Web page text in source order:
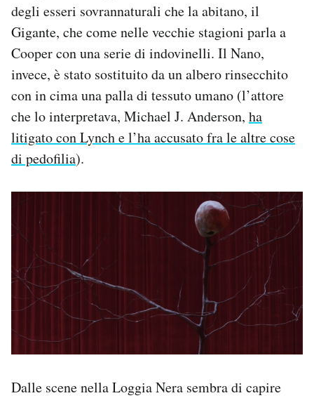
degli esseri sovrannaturali che la abitano, il
Gigante, che come nelle vecchie stagioni parla a
Cooper con una serie di indovinelli. Il Nano,
invece, è stato sostituito da un albero rinsecchito
con in cima una palla di tessuto umano (l’attore
che lo interpretava, Michael J. Anderson, ha
litigato con Lynch e l’ha accusato fra le altre cose
di pedofilia).
Dalle scene nella Loggia Nera sembra di capire